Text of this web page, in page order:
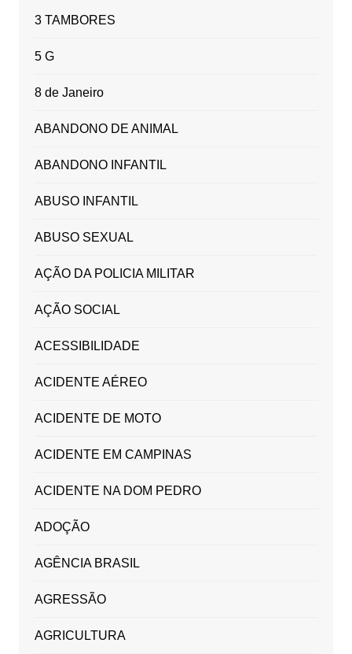
3 TAMBORES
5 G
8 de Janeiro
ABANDONO DE ANIMAL
ABANDONO INFANTIL
ABUSO INFANTIL
ABUSO SEXUAL
AÇÃO DA POLICIA MILITAR
AÇÃO SOCIAL
ACESSIBILIDADE
ACIDENTE AÉREO
ACIDENTE DE MOTO
ACIDENTE EM CAMPINAS
ACIDENTE NA DOM PEDRO
ADOÇÃO
AGÊNCIA BRASIL
AGRESSÃO
AGRICULTURA